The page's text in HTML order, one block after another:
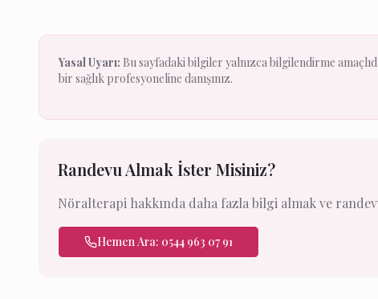
Yasal Uyarı: Bu sayfadaki bilgiler yalnızca bilgilendirme
bir sağlık profesyoneline danışınız.
Randevu Almak İster Misiniz?
Nöralterapi hakkında daha fazla bilgi almak ve
Hemen Ara: 0544 963 07 91